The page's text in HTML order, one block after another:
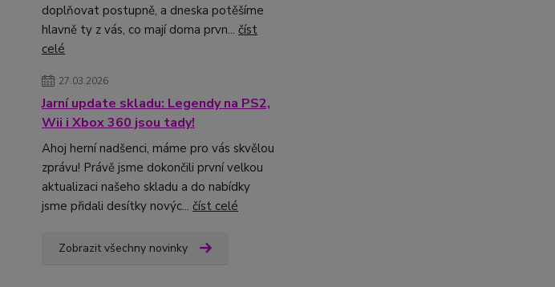
doplňovat postupně, a dneska potěšíme
hlavně ty z vás, co mají doma prvn... číst
celé
27.03.2026
Jarní update skladu: Legendy na PS2,
Wii i Xbox 360 jsou tady!
Ahoj herní nadšenci, máme pro vás skvělou
zprávu! Právě jsme dokončili první velkou
aktualizaci našeho skladu a do nabídky
jsme přidali desítky novýc... číst celé
Zobrazit všechny novinky